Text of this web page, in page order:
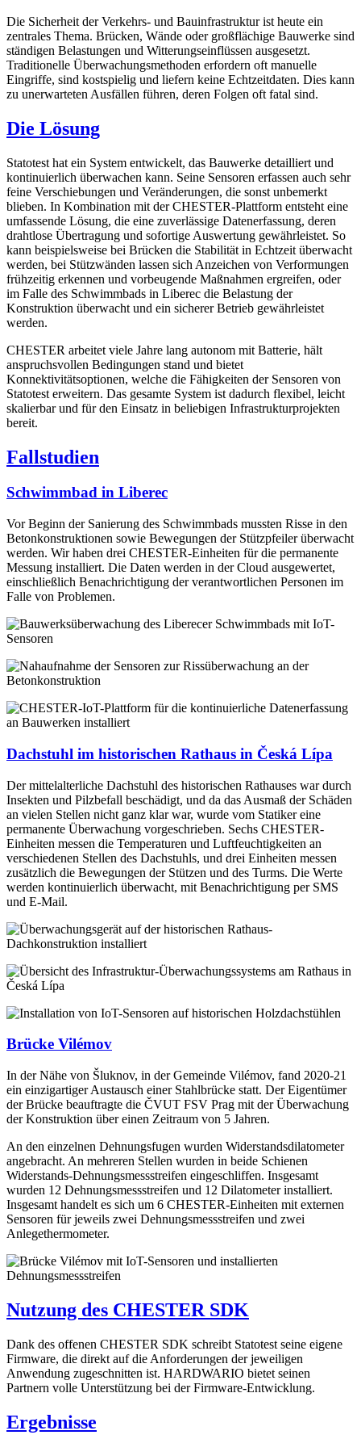
Die Sicherheit der Verkehrs- und Bauinfrastruktur ist heute ein
zentrales Thema. Brücken, Wände oder großflächige Bauwerke sind
ständigen Belastungen und Witterungseinflüssen ausgesetzt.
Traditionelle Überwachungsmethoden erfordern oft manuelle
Eingriffe, sind kostspielig und liefern keine Echtzeitdaten. Dies kann
zu unerwarteten Ausfällen führen, deren Folgen oft fatal sind.
Die Lösung
Statotest hat ein System entwickelt, das Bauwerke detailliert und
kontinuierlich überwachen kann. Seine Sensoren erfassen auch sehr
feine Verschiebungen und Veränderungen, die sonst unbemerkt
blieben. In Kombination mit der CHESTER-Plattform entsteht eine
umfassende Lösung, die eine zuverlässige Datenerfassung, deren
drahtlose Übertragung und sofortige Auswertung gewährleistet. So
kann beispielsweise bei Brücken die Stabilität in Echtzeit überwacht
werden, bei Stützwänden lassen sich Anzeichen von Verformungen
frühzeitig erkennen und vorbeugende Maßnahmen ergreifen, oder
im Falle des Schwimmbads in Liberec die Belastung der
Konstruktion überwacht und ein sicherer Betrieb gewährleistet
werden.
CHESTER arbeitet viele Jahre lang autonom mit Batterie, hält
anspruchsvollen Bedingungen stand und bietet
Konnektivitätsoptionen, welche die Fähigkeiten der Sensoren von
Statotest erweitern. Das gesamte System ist dadurch flexibel, leicht
skalierbar und für den Einsatz in beliebigen Infrastrukturprojekten
bereit.
Fallstudien
Schwimmbad in Liberec
Vor Beginn der Sanierung des Schwimmbads mussten Risse in den
Betonkonstruktionen sowie Bewegungen der Stützpfeiler überwacht
werden. Wir haben drei CHESTER-Einheiten für die permanente
Messung installiert. Die Daten werden in der Cloud ausgewertet,
einschließlich Benachrichtigung der verantwortlichen Personen im
Falle von Problemen.
Dachstuhl im historischen Rathaus in Česká Lípa
Der mittelalterliche Dachstuhl des historischen Rathauses war durch
Insekten und Pilzbefall beschädigt, und da das Ausmaß der Schäden
an vielen Stellen nicht ganz klar war, wurde vom Statiker eine
permanente Überwachung vorgeschrieben. Sechs CHESTER-
Einheiten messen die Temperaturen und Luftfeuchtigkeiten an
verschiedenen Stellen des Dachstuhls, und drei Einheiten messen
zusätzlich die Bewegungen der Stützen und des Turms. Die Werte
werden kontinuierlich überwacht, mit Benachrichtigung per SMS
und E-Mail.
Brücke Vilémov
In der Nähe von Šluknov, in der Gemeinde Vilémov, fand 2020-21
ein einzigartiger Austausch einer Stahlbrücke statt. Der Eigentümer
der Brücke beauftragte die ČVUT FSV Prag mit der Überwachung
der Konstruktion über einen Zeitraum von 5 Jahren.
An den einzelnen Dehnungsfugen wurden Widerstandsdilatometer
angebracht. An mehreren Stellen wurden in beide Schienen
Widerstands-Dehnungsmessstreifen eingeschliffen. Insgesamt
wurden 12 Dehnungsmessstreifen und 12 Dilatometer installiert.
Insgesamt handelt es sich um 6 CHESTER-Einheiten mit externen
Sensoren für jeweils zwei Dehnungsmessstreifen und zwei
Anlegethermometer.
Nutzung des CHESTER SDK
Dank des offenen CHESTER SDK schreibt Statotest seine eigene
Firmware, die direkt auf die Anforderungen der jeweiligen
Anwendung zugeschnitten ist. HARDWARIO bietet seinen
Partnern volle Unterstützung bei der Firmware-Entwicklung.
Ergebnisse